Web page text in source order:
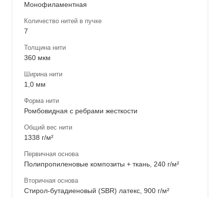
Монофиламентная
Количество нитей в пучке
7
Толщина нити
360 мкм
Ширина нити
1,0 мм
Форма нити
Ромбовидная с ребрами жесткости
Общий вес нити
1338 г/м²
Первичная основа
Полипропиленовые композиты + ткань, 240 г/м²
Вторичная основа
Стирол-бутадиеновый (SBR) латекс, 900 г/м²